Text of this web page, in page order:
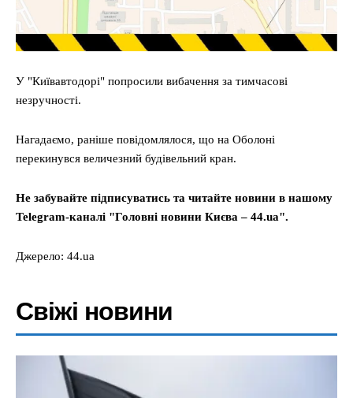
У "Київавтодорі" попросили вибачення за тимчасові
незручності.
Нагадаємо, раніше повідомлялося, що на Оболоні
перекинувся величезний будівельний кран.
Не забувайте підписуватись та читайте новини в нашому
Telegram-каналі "Головні новини Києва – 44.ua".
Джерело: 44.ua
Свіжі новини